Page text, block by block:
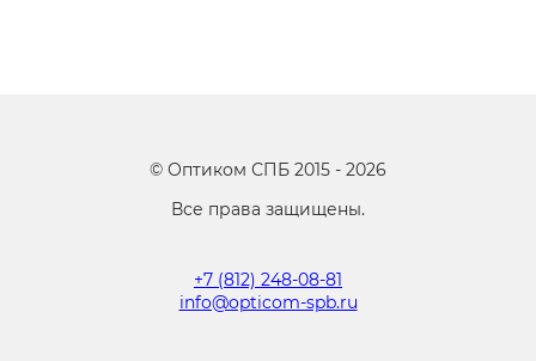
© Оптиком СПБ 2015 - 2026
Все права защищены.
+7 (812) 248-08-81
info@opticom-spb.ru